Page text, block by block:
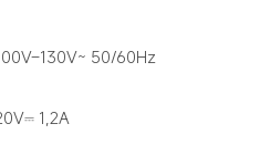
50/60Hz
1,2A